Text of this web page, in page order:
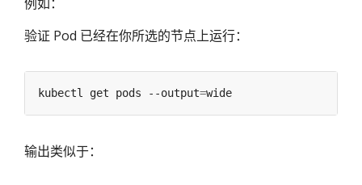
验证 Pod 已经在你所选的节点上运行：
kubectl get pods --output=
输出类似于：